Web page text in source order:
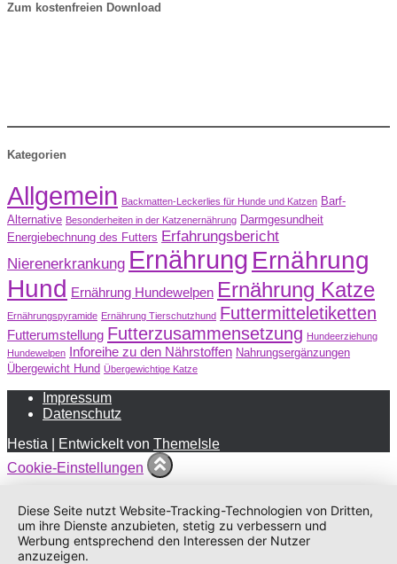
Zum kostenfreien Download
Kategorien
Allgemein Backmatten-Leckerlies für Hunde und Katzen Barf-
Alternative Besonderheiten in der Katzenernährung Darmgesundheit
Energiebechnung des Futters Erfahrungsbericht
Nierenerkrankung Ernährung Ernährung
Hund Ernährung Hundewelpen Ernährung Katze
Ernährungspyramide Ernährung Tierschutzhund Futtermitteletiketten
Futterumstellung Futterzusammensetzung Hundeerziehung
Hundewelpen
Inforeihe zu den Nährstoffen Nahrungsergänzungen
Übergewicht Hund Übergewichtige Katze
Impressum
Datenschutz
Hestia | Entwickelt von ThemeIsle
Cookie-Einstellungen
Diese Seite nutzt Website-Tracking-Technologien von Dritten,
um ihre Dienste anzubieten, stetig zu verbessern und
Werbung entsprechend den Interessen der Nutzer
anzuzeigen.